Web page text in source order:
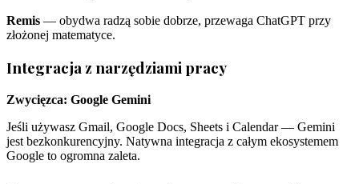
Remis — obydwa radzą sobie dobrze, przewaga ChatGPT przy
złożonej matematyce.
Integracja z narzędziami pracy
Zwycięzca: Google Gemini
Jeśli używasz Gmail, Google Docs, Sheets i Calendar — Gemini
jest bezkonkurencyjny. Natywna integracja z całym ekosystemem
Google to ogromna zaleta.